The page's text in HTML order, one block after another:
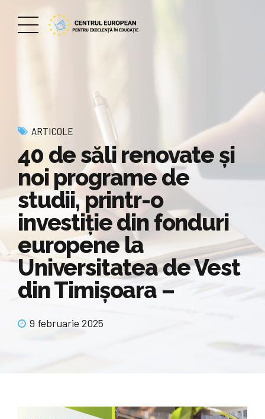
ARTICOLE
40 de săli renovate și
noi programe de
studii, printr-o
investiție din fonduri
europene la
Universitatea de Vest
din Timișoara –
9 februarie 2025